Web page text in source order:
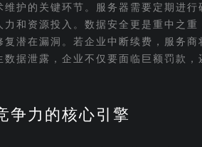
护的关键环节。服务器需要定期进
和资源投入。数据安全更是重中之
潜在漏洞。若企业中断续费，服务
据泄露，企业不仅要面临巨额罚款
争力的核心引擎